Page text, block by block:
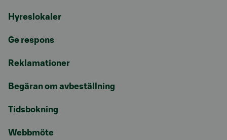
Hyreslokaler
Ge respons
Reklamationer
Begäran om avbeställning
Tidsbokning
Webbmöte